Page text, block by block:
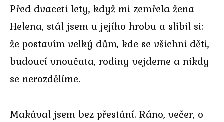
Před dvaceti lety, když mi zemřela žena
Helena, stál jsem u jejího hrobu a slíbil si:
že postavím velký dům, kde se všichni děti,
budoucí vnoučata, rodiny vejdeme a nikdy
se nerozdělíme.
Makával jsem bez přestání. Ráno, večer, o